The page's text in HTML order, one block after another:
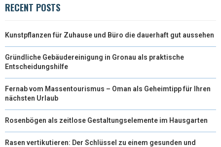
RECENT POSTS
Kunstpflanzen für Zuhause und Büro die dauerhaft gut aussehen
Gründliche Gebäudereinigung in Gronau als praktische
Entscheidungshilfe
Fernab vom Massentourismus – Oman als Geheimtipp für Ihren
nächsten Urlaub
Rosenbögen als zeitlose Gestaltungselemente im Hausgarten
Rasen vertikutieren: Der Schlüssel zu einem gesunden und